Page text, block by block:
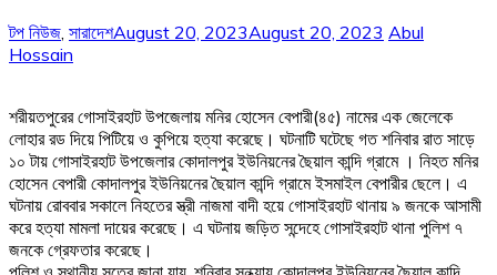
টপ নিউজ সারাদেশAugust 20, 2023August 20, 2023 Abul
Hossain
শরীয়তপুরের গোসাইরহাট উপজেলায় মনির হোসেন বেপারী(৪৫) নামের এক জেলেকে
লোহার রড দিয়ে পিটিয়ে ও কুপিয়ে হত্যা করেছে। ঘটনাটি ঘটেছে গত শনিবার রাত সাড়ে
১০ টায় গোসাইরহাট উপজেলার কোদালপুর ইউনিয়নের ছৈয়াল কান্দি গ্রামে । নিহত মনির
হোসেন বেপারী কোদালপুর ইউনিয়নের ছৈয়াল কান্দি গ্রামে ইসমাইল বেপারীর ছেলে। এ
ঘটনায় রোববার সকালে নিহতের স্ত্রী নাজমা বাদী হয়ে গোসাইরহাট থানায় ৯ জনকে আসামী
করে হত্যা মামলা দায়ের করেছে। এ ঘটনায় জড়িত সন্দেহে গোসাইরহাট থানা পুলিশ ৭
জনকে গ্রেফতার করেছে।